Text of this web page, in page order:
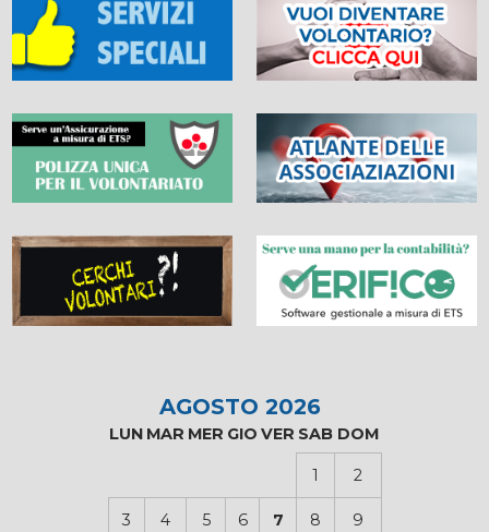
AGOSTO 2026
LUN MAR MER GIO VER SAB DOM
1 2
3 4 5 6 7 8 9